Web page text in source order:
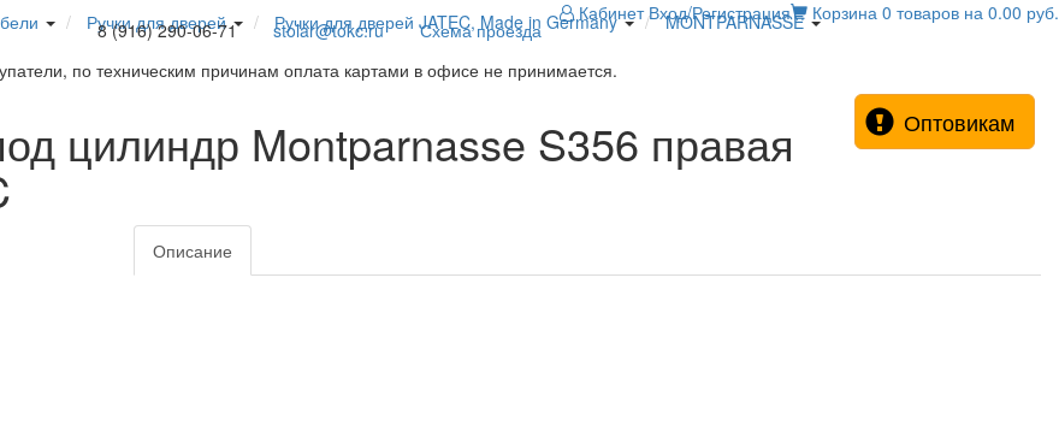
8 (916) 290-06-71 stolar@tokc.ru Схема проезда
Кабинет Вход/Регистрация Корзина 0 товаров на 0.00 руб.
Ручки для дверей Ручки для дверей JATEC, Made in Germany
MONTPARNASSE
по техническим причинам оплата картами в офисе не принимается.
Оптовикам
цилиндр Montparnasse S356 правая
Описание